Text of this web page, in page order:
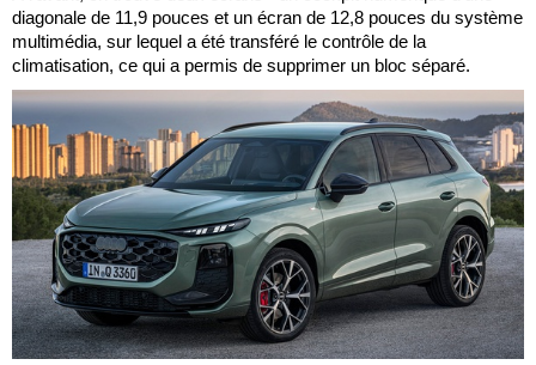
diagonale de 11,9 pouces et un écran de 12,8 pouces du système
multimédia, sur lequel a été transféré le contrôle de la
climatisation, ce qui a permis de supprimer un bloc séparé.